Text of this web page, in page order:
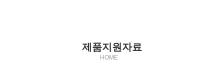
제품지원자료
HOME